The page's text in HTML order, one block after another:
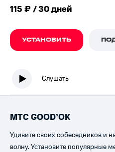
115 ₽ / 30 дней
УСТАНОВИТЬ
Слушать
МТС GOOD’OK
Удивите своих собеседников и
волну. Установите популярные